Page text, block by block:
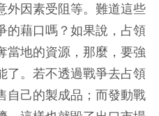
外因素受阻等。難道這些
的藉口嗎？如果說，占領
當地的資源，那麼，要強
了。若不透過戰爭去占領
自己的製成品；而發動戰